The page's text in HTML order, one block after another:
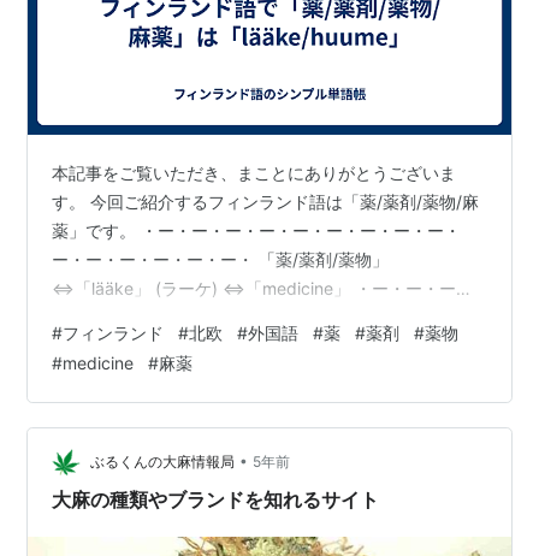
本記事をご覧いただき、まことにありがとうございま
す。 今回ご紹介するフィンランド語は「薬/薬剤/薬物/麻
薬」です。 ・ー・ー・ー・ー・ー・ー・ー・ー・ー・
ー・ー・ー・ー・ー・ー・ 「薬/薬剤/薬物」
⇔「lääke」 (ラーケ) ⇔「medicine」 ・ー・ー・ー・
「薬/麻薬」 ⇔「huume」 (フーメ) ⇔「drug」 ・ー・
ー・ー・ー・ー・ー・ー・ー・ー・ー・ー・ー・ー・
ー・ー・ 〔例文〕 「薬はどこで買えますか？」
⇔「Mistä voin ostaa lääkkeitä?」 (ミスタ ヴォイン オ
スター ラーッケイタ) ⇔「Wher…
#フィンランド #北欧 #外国語 #薬 #薬剤 #薬物
#medicine #麻薬
ぶるくんの大麻情報局 • 5年前
大麻の種類やブランドを知れるサイト